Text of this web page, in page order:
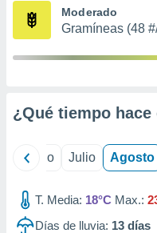
publicidad
publicidad
Moderado
Gramíneas (48
¿Qué tiempo
Junio Julio Agosto
T. Media: 18°C Max.:
Días de lluvia: 13 días